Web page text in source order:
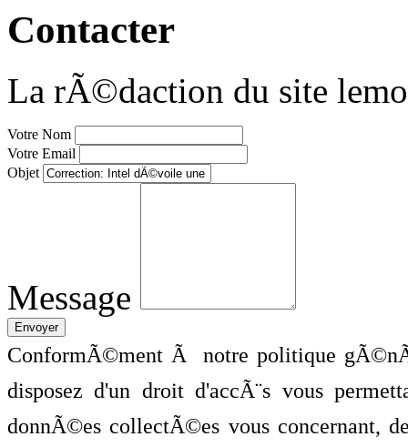
Contacter
La rÃ©daction du site
Votre Nom
Votre Email
Objet
Message
ConformÃ©ment Ã notre politique
disposez d'un droit d'accÃ¨s vous
donnÃ©es collectÃ©es vous concernant,